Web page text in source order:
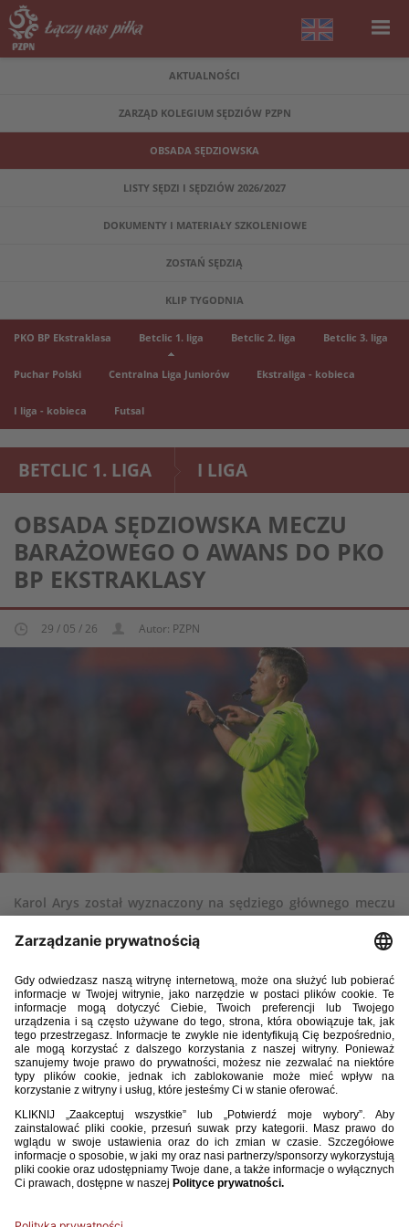
AKTUALNOŚCI
ZARZĄD KOLEGIUM SĘDZIÓW PZPN
OBSADA SĘDZIOWSKA
LISTY SĘDZI I SĘDZIÓW 2026/2027
DOKUMENTY I MATERIAŁY SZKOLENIOWE
ZOSTAŃ SĘDZIĄ
KLIP TYGODNIA
PKO BP Ekstraklasa Betclic 1. liga Betclic 2. liga Betclic 3. liga
Puchar Polski Centralna Liga Juniorów Ekstraliga - kobieca
I liga - kobieca Futsal
BETCLIC 1. LIGA I LIGA
OBSADA SĘDZIOWSKA MECZU
BARAŻOWEGO O AWANS DO PKO
BP EKSTRAKLASY
29 / 05 / 26 Autor: PZPN
Karol Arys został wyznaczony na sędziego głównego meczu
Kraków zagra z Chrobrym Głogów 31 maja o godzinie 20:45.
Wieczysta Kraków – Chrobry Głogów, 31.05, 20:45
Sędzia główny: Karol Arys
Asystent 1: Marek Arys
Asystent 2: Marcin Janawa